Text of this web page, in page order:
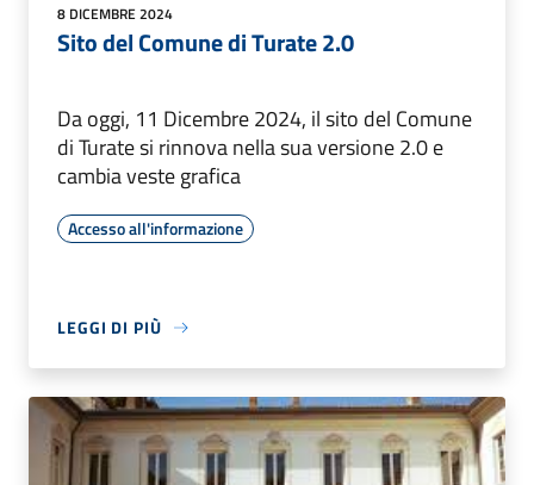
8 DICEMBRE 2024
Sito del Comune di Turate 2.0
Da oggi, 11 Dicembre 2024, il sito del Comune
di Turate si rinnova nella sua versione 2.0 e
cambia veste grafica
Accesso all'informazione
LEGGI DI PIÙ